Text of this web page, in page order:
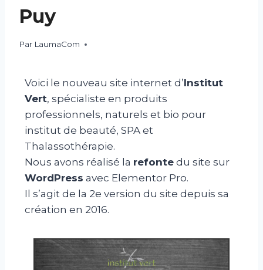
Puy
Par LaumaCom
Voici le nouveau site internet d’Institut
Vert, spécialiste en produits
professionnels, naturels et bio pour
institut de beauté, SPA et
Thalassothérapie.
Nous avons réalisé la refonte du site sur
WordPress avec Elementor Pro.
Il s’agit de la 2e version du site depuis sa
création en 2016.